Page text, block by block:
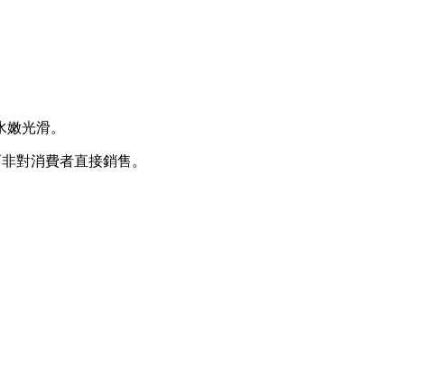
光滑。
對消費者直接銷售。